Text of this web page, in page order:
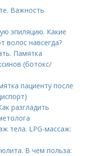
Важность
эпиляцию. Какие
волос навсегда?
Памятка
(ботокс/
пациенту после
разгладить
тела. LPG-массаж:
В чем польза: